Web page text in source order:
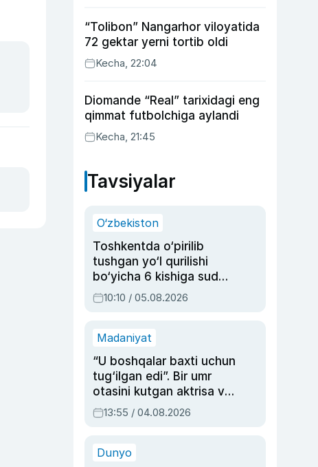
“Tolibon” Nangarhor viloyatida
72 gektar yerni tortib oldi
Kecha, 22:04
Diomande “Real” tarixidagi eng
qimmat futbolchiga aylandi
Kecha, 21:45
Tavsiyalar
O‘zbekiston
Toshkentda o‘pirilib
tushgan yo‘l qurilishi
bo‘yicha 6 kishiga sud
hukmi o‘qildi
10:10 / 05.08.2026
Madaniyat
“U boshqalar baxti uchun
tug‘ilgan edi”. Bir umr
otasini kutgan aktrisa va
dublyaj ustasi Rimma
Ahmedovaning
13:55 / 04.08.2026
Dunyo